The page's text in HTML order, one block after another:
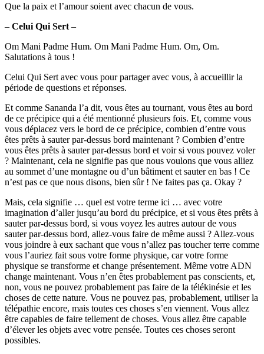
Que la paix et l’amour soient avec chacun de vous.
– Celui Qui Sert –
Om Mani Padme Hum. Om Mani Padme Hum. Om, Om.
Salutations à tous !
Celui Qui Sert avec vous pour partager avec vous, à accueillir la
période de questions et réponses.
Et comme Sananda l’a dit, vous êtes au tournant, vous êtes au bord
de ce précipice qui a été mentionné plusieurs fois. Et, comme vous
vous déplacez vers le bord de ce précipice, combien d’entre vous
êtes prêts à sauter par-dessus bord maintenant ? Combien d’entre
vous êtes prêts à sauter par-dessus bord et voir si vous pouvez voler
? Maintenant, cela ne signifie pas que nous voulons que vous alliez
au sommet d’une montagne ou d’un bâtiment et sauter en bas ! Ce
n’est pas ce que nous disons, bien sûr ! Ne faites pas ça. Okay ?
Mais, cela signifie … quel est votre terme ici … avec votre
imagination d’aller jusqu’au bord du précipice, et si vous êtes prêts à
sauter par-dessus bord, si vous voyez les autres autour de vous
sauter par-dessus bord, allez-vous faire de même aussi ? Allez-vous
vous joindre à eux sachant que vous n’allez pas toucher terre comme
vous l’auriez fait sous votre forme physique, car votre forme
physique se transforme et change présentement. Même votre ADN
change maintenant. Vous n’en êtes probablement pas conscients, et,
non, vous ne pouvez probablement pas faire de la télékinésie et les
choses de cette nature. Vous ne pouvez pas, probablement, utiliser la
télépathie encore, mais toutes ces choses s’en viennent. Vous allez
être capables de faire tellement de choses. Vous allez être capable
d’élever les objets avec votre pensée. Toutes ces choses seront
possibles.